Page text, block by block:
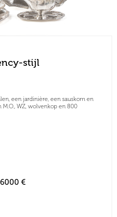
stijl
een jardinière, een sauskom en
WZ, wolvenkop en 800
€